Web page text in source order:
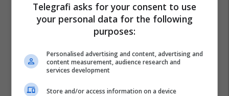
Telegrafi asks for your consent to use
your personal data for the following
purposes:
Personalised advertising and content, advertising and
content measurement, audience research and
services development
Store and/or access information on a device